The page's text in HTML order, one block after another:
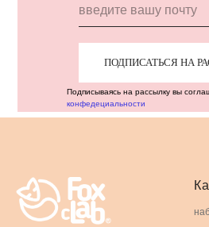
ПОДПИСАТЬСЯ НА
Подписываясь на рассылку вы
конфедециальности